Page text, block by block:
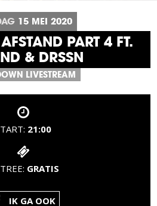
15 MEI 2020
PART 4 FT.
& DRSSN
LIVESTREAM
21:00
GRATIS
IK GA OOK